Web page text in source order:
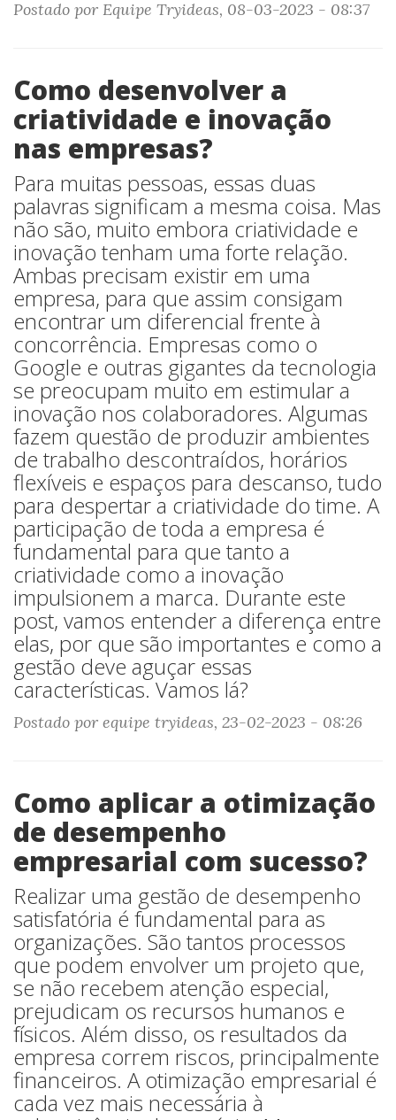
Postado por Equipe Tryideas, 08-03-2023 - 08:37
Como desenvolver a
criatividade e inovação
nas empresas?
Para muitas pessoas, essas duas
palavras significam a mesma coisa. Mas
não são, muito embora criatividade e
inovação tenham uma forte relação.
Ambas precisam existir em uma
empresa, para que assim consigam
encontrar um diferencial frente à
concorrência. Empresas como o
Google e outras gigantes da tecnologia
se preocupam muito em estimular a
inovação nos colaboradores. Algumas
fazem questão de produzir ambientes
de trabalho descontraídos, horários
flexíveis e espaços para descanso, tudo
para despertar a criatividade do time. A
participação de toda a empresa é
fundamental para que tanto a
criatividade como a inovação
impulsionem a marca. Durante este
post, vamos entender a diferença entre
elas, por que são importantes e como a
gestão deve aguçar essas
características. Vamos lá?
Postado por equipe tryideas, 23-02-2023 - 08:26
Como aplicar a otimização
de desempenho
empresarial com sucesso?
Realizar uma gestão de desempenho
satisfatória é fundamental para as
organizações. São tantos processos
que podem envolver um projeto que,
se não recebem atenção especial,
prejudicam os recursos humanos e
físicos. Além disso, os resultados da
empresa correm riscos, principalmente
financeiros. A otimização empresarial é
cada vez mais necessária à